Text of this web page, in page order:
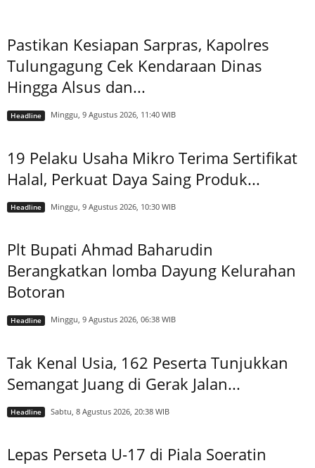
Pastikan Kesiapan Sarpras, Kapolres
Tulungagung Cek Kendaraan Dinas
Hingga Alsus dan...
Headline Minggu, 9 Agustus 2026, 11:40 WIB
19 Pelaku Usaha Mikro Terima Sertifikat
Halal, Perkuat Daya Saing Produk...
Headline Minggu, 9 Agustus 2026, 10:30 WIB
Plt Bupati Ahmad Baharudin
Berangkatkan lomba Dayung Kelurahan
Botoran
Headline Minggu, 9 Agustus 2026, 06:38 WIB
Tak Kenal Usia, 162 Peserta Tunjukkan
Semangat Juang di Gerak Jalan...
Headline Sabtu, 8 Agustus 2026, 20:38 WIB
Lepas Perseta U-17 di Piala Soeratin